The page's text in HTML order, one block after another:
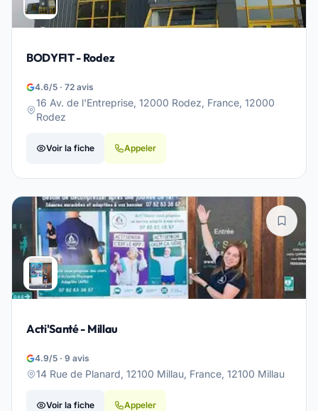
BODYFIT - Rodez
4.6/5 · 72 avis
16 Av. de l'Entreprise, 12000 Rodez, France, 12000
Rodez
Voir la fiche Appeler
Acti'Santé - Millau
4.9/5 · 9 avis
14 Rue de Planard, 12100 Millau, France, 12100 Millau
Voir la fiche Appeler